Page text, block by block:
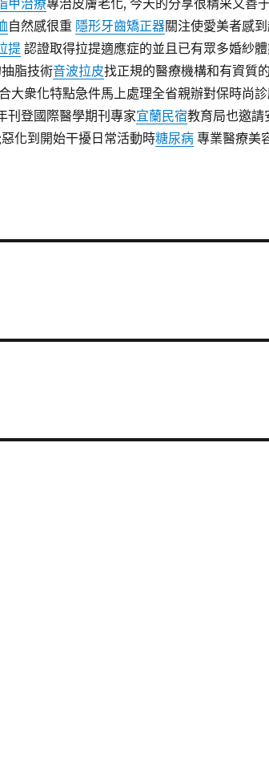
甲治療專治皮膚老化, 今天的分享很精采又善
自然感很重 隱形牙齒矯正器關注使愛美者感
提 認證取得拉提適應症的並且已有眾多婚紗
脂技術音波拉皮找正規的醫療機構和有資質
大衆化特點急件馬上處理全省親辦對保時尚
刊登國際醫學期刊專家宜蘭民宿教育局也邀請
化到開始干擾日常活動時糖尿病專業醫療美